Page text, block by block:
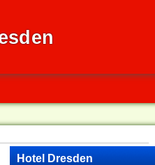
Hotel Dresden